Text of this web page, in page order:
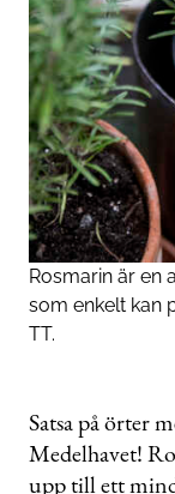
Rosmarin är en
som enkelt kan
TT.
Satsa på örter
Medelhavet!
upp till ett